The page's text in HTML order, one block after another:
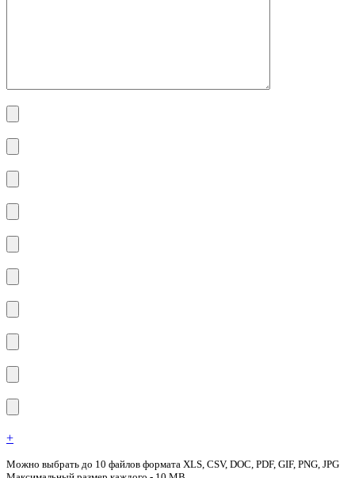
+
Можно выбрать до 10 файлов формата XLS, CSV, DOC, PDF, GIF, PNG, JPG